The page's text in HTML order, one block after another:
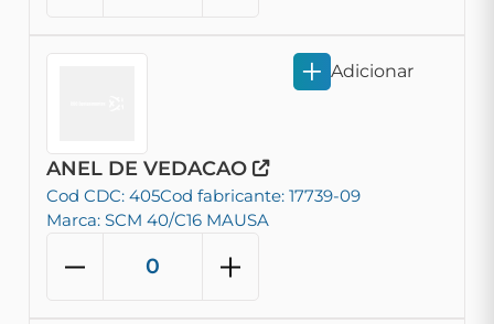
ANEL DE VEDACAO
Cod CDC: 405Cod fabricante: 17739-09
Marca: SCM 40/C16 MAUSA
Adicionar